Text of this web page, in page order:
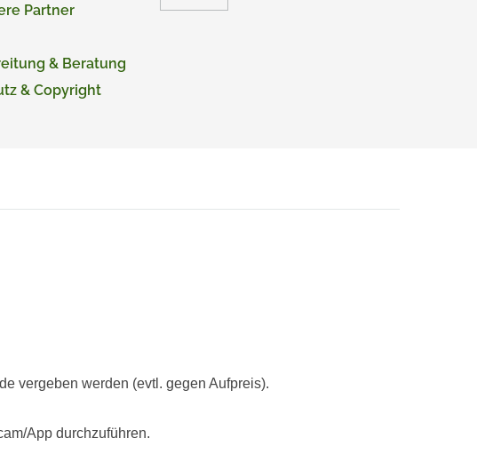
Partner
& Beratung
& Copyright
vergeben werden (evtl. gegen Aufpreis).
App durchzuführen.